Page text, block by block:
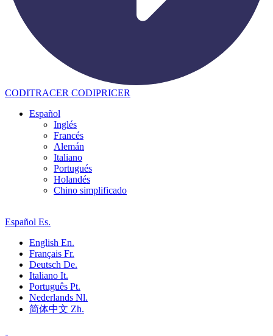
CODITRACER CODIPRICER
Español
Inglés
Francés
Alemán
Italiano
Portugués
Holandés
Chino simplificado
Español Es.
English En.
Français Fr.
Deutsch De.
Italiano It.
Português Pt.
Nederlands Nl.
简体中文 Zh.